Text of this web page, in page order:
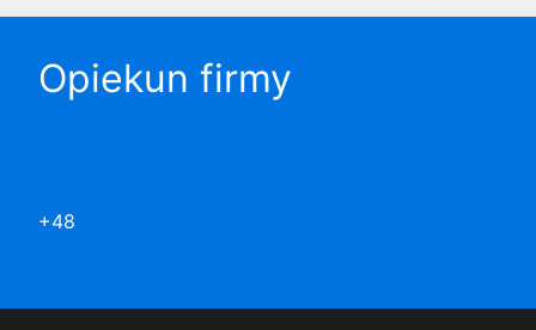
Opiekun firmy
+48